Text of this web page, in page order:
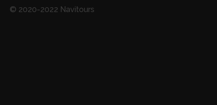
© 2020-2022 Navitours